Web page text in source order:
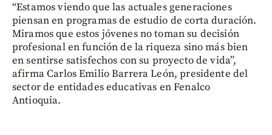
“Estamos viendo que las actuales generaciones
piensan en programas de estudio de corta duración.
Miramos que estos jóvenes no toman su decisión
profesional en función de la riqueza sino más bien
en sentirse satisfechos con su proyecto de vida”,
afirma Carlos Emilio Barrera León, presidente del
sector de entidades educativas en Fenalco
Antioquia.